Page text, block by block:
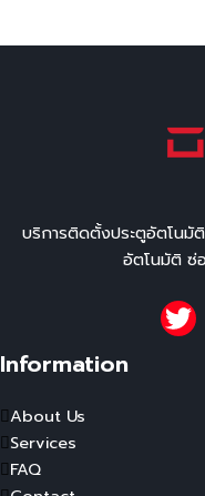
บริการติดตั้งประตูอัตโนมั
อัตโนมัติ ซ่
Information
About Us
Services
FAQ